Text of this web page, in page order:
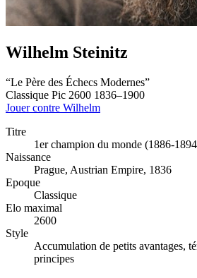
Wilhelm Steinitz
“Le Père des Échecs Modernes”
Classique Pic 2600 1836–1900
Jouer contre Wilhelm
Titre
1er champion du monde (1886-
Naissance
Prague, Austrian Empire, 1836
Epoque
Classique
Elo maximal
2600
Style
Accumulation de petits avantages,
principes